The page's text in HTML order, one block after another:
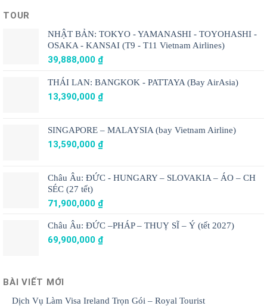
TOUR
NHẬT BẢN: TOKYO - YAMANASHI - TOYOHASHI -
OSAKA - KANSAI (T9 - T11 Vietnam Airlines)
39,888,000 ₫
THÁI LAN: BANGKOK - PATTAYA (Bay AirAsia)
13,390,000 ₫
SINGAPORE – MALAYSIA (bay Vietnam Airline)
13,590,000 ₫
Châu Âu: ĐỨC - HUNGARY – SLOVAKIA – ÁO – CH
SÉC (27 tết)
71,900,000 ₫
Châu Âu: ĐỨC –PHÁP – THUỴ SĨ – Ý (tết 2027)
69,900,000 ₫
BÀI VIẾT MỚI
Dịch Vụ Làm Visa Ireland Trọn Gói – Royal Tourist